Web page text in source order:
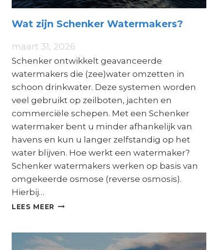
Wat zijn Schenker Watermakers?
maart 31, 2026
Schenker ontwikkelt geavanceerde
watermakers die (zee)water omzetten in
schoon drinkwater. Deze systemen worden
veel gebruikt op zeilboten, jachten en
commerciële schepen. Met een Schenker
watermaker bent u minder afhankelijk van
havens en kun u langer zelfstandig op het
water blijven. Hoe werkt een watermaker?
Schenker watermakers werken op basis van
omgekeerde osmose (reverse osmosis).
Hierbij…
LEES MEER WAT
WATERMAKERS?